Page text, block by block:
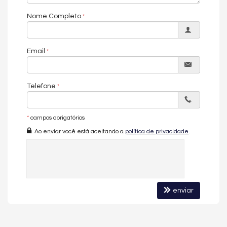
Estar Intimo
Sacada com Churrasqueira
Lavabo
Cozinha
03 Vagas de Garagem
O EMPREENDIMENTO:
Nome Completo
Email
Telefone
* campos obrigatórios
Ao enviar você está aceitando a política de privacidade
enviar